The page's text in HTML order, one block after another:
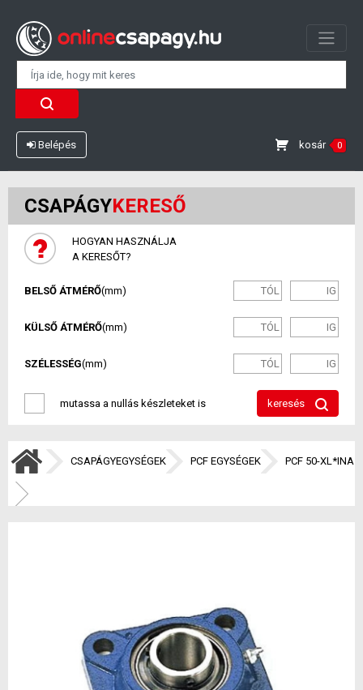
Belépés kosár 0
CSAPÁGYKERESŐ
HOGYAN HASZNÁLJA
A KERESŐT?
BELSŐ ÁTMÉRŐ(mm)
KÜLSŐ ÁTMÉRŐ(mm)
SZÉLESSÉG(mm)
mutassa a nullás készleteket is keresés
CSAPÁGYEGYSÉGEK PCF EGYSÉGEK PCF 50-XL*INA